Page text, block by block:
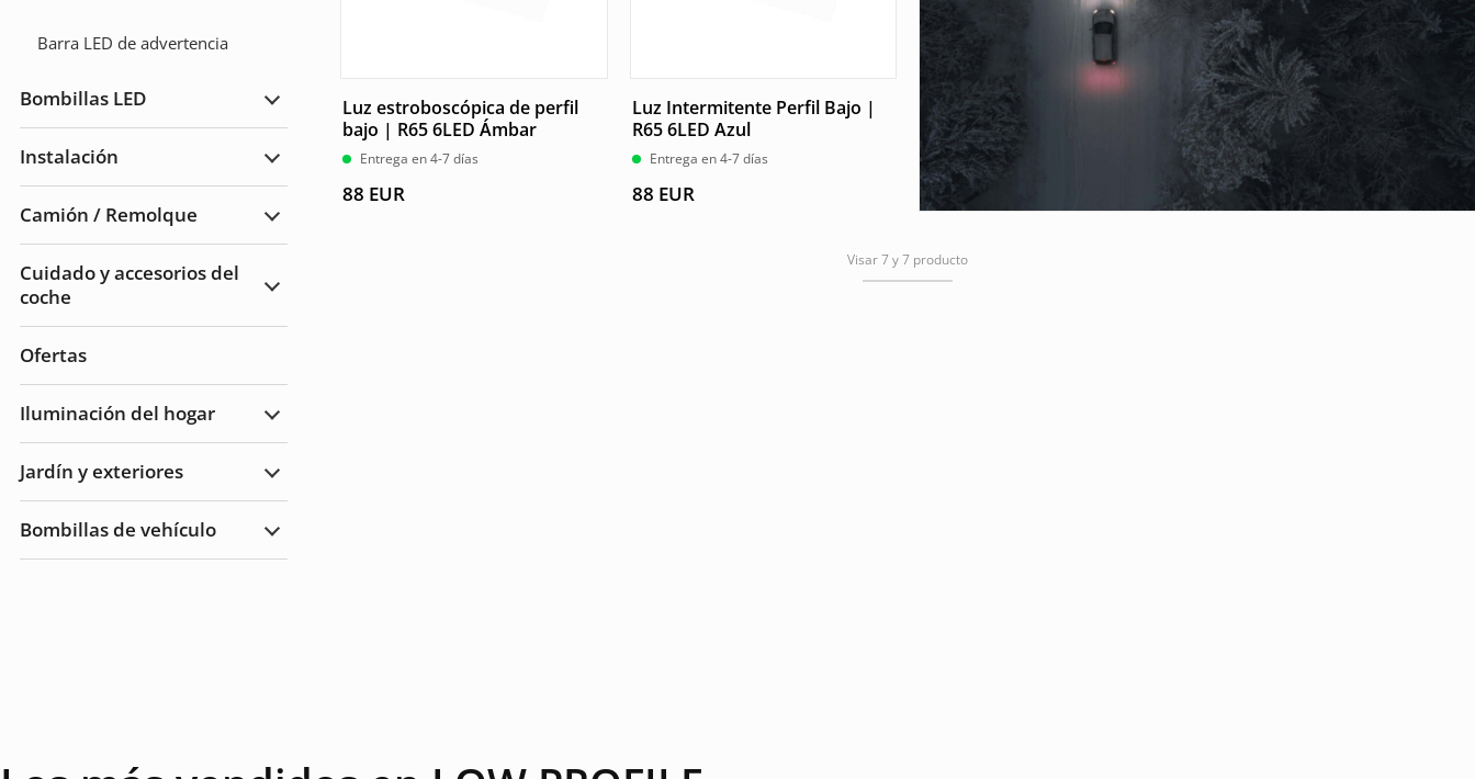
Barra LED de advertencia
Bombillas LED
Ampliar
Instalación
Ampliar
Camión / Remolque
Ampliar
Cuidado y accesorios del
coche
Ampliar
del
Ofertas
Iluminación del hogar
Ampliar
hogar
Jardín y exteriores
Ampliar
Exteriores
Bombillas de vehículo
Ampliar
Luz estroboscópica de perfil
bajo | R65 6LED Ámbar
Entrega en 4-7 días
88 EUR
Luz Intermitente Perfil Bajo |
R65 6LED Azul
Entrega en 4-7 días
88 EUR
Visar 7 y 7 producto